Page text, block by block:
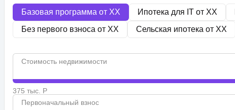
Базовая программа от XX Ипотека для IT от XX
Без первого взноса от XX Сельская ипотека от XX
Стоимость недвижимости
375 тыс. Р
Первоначальный взнос